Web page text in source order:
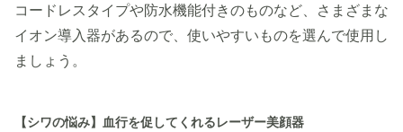
コードレスタイプや防水機能付きのものなど、さまざまな
イオン導入器があるので、使いやすいものを選んで使用し
ましょう。
【シワの悩み】血行を促してくれるレーザー美顔器